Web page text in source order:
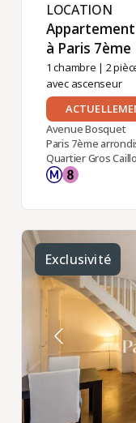
LOCATION ​
à Paris 7ème ​
1 chambre | 2
avec ascenseur
Avenue Bosquet
Paris 7ème
Quartier Gros
Exclusivité